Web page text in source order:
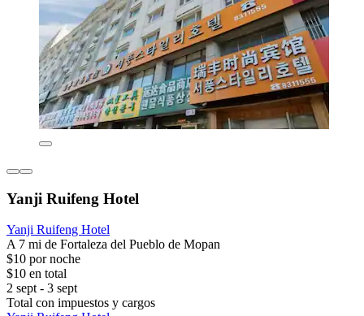
Yanji Ruifeng Hotel
Yanji Ruifeng Hotel
A 7 mi de Fortaleza del Pueblo de Mopan
$10 por noche
$10 en total
2 sept - 3 sept
Total con impuestos y cargos